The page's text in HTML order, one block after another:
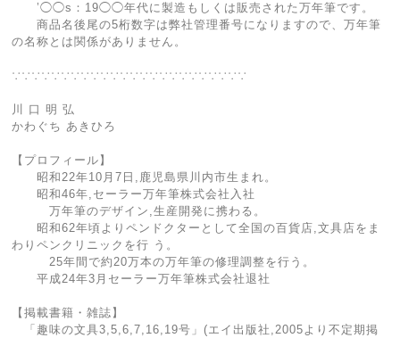
’◯◯s：19◯◯年代に製造もしくは販売された万年筆です。
商品名後尾の5桁数字は弊社管理番号になりますので、万年筆
の名称とは関係がありません。
∵∵∵∵∵∵∵∵∵∵∵∵∵∵∵∵∵∵∵∵∵∵∵∵
川 口 明 弘
かわぐち あきひろ
【プロフィール】
昭和22年10月7日,鹿児島県川内市生まれ。
昭和46年,セーラー万年筆株式会社入社
万年筆のデザイン,生産開発に携わる。
昭和62年頃よりペンドクターとして全国の百貨店,文具店をま
わりペンクリニックを行 う。
25年間で約20万本の万年筆の修理調整を行う。
平成24年3月セーラー万年筆株式会社退社
【掲載書籍・雑誌】
「趣味の文具3,5,6,7,16,19号」(エイ出版社,2005より不定期掲